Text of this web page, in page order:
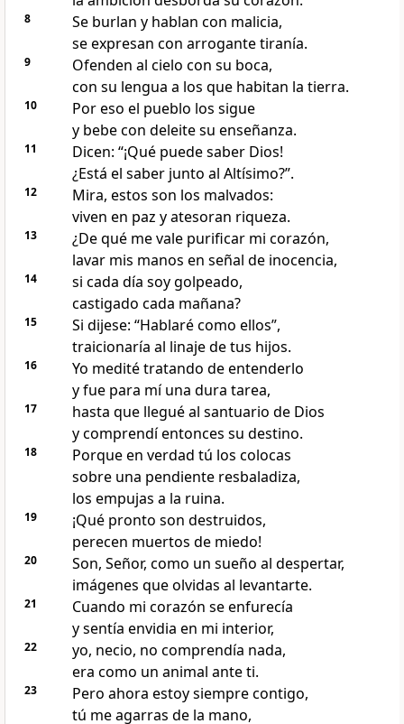
8
Se burlan y hablan con malicia,
se expresan con arrogante tiranía.
9
Ofenden al cielo con su boca,
con su lengua a los que habitan la tierra.
10
Por eso el pueblo los sigue
y bebe con deleite su enseñanza.
11
Dicen: “¡Qué puede saber Dios!
¿Está el saber junto al Altísimo?”.
12
Mira, estos son los malvados:
viven en paz y atesoran riqueza.
13
¿De qué me vale purificar mi corazón,
lavar mis manos en señal de inocencia,
14
si cada día soy golpeado,
castigado cada mañana?
15
Si dijese: “Hablaré como ellos”,
traicionaría al linaje de tus hijos.
16
Yo medité tratando de entenderlo
y fue para mí una dura tarea,
17
hasta que llegué al santuario de Dios
y comprendí entonces su destino.
18
Porque en verdad tú los colocas
sobre una pendiente resbaladiza,
los empujas a la ruina.
19
¡Qué pronto son destruidos,
perecen muertos de miedo!
20
Son, Señor, como un sueño al despertar,
imágenes que olvidas al levantarte.
21
Cuando mi corazón se enfurecía
y sentía envidia en mi interior,
22
yo, necio, no comprendía nada,
era como un animal ante ti.
23
Pero ahora estoy siempre contigo,
tú me agarras de la mano,